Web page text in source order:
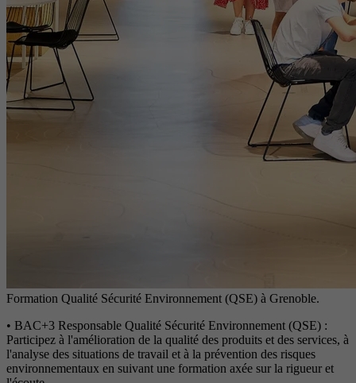
Formation Qualité Sécurité Environnement (QSE) à Grenoble.
• BAC+3 Responsable Qualité Sécurité Environnement (QSE) :
Participez à l'amélioration de la qualité des produits et des services, à
l'analyse des situations de travail et à la prévention des risques
environnementaux en suivant une formation axée sur la rigueur et